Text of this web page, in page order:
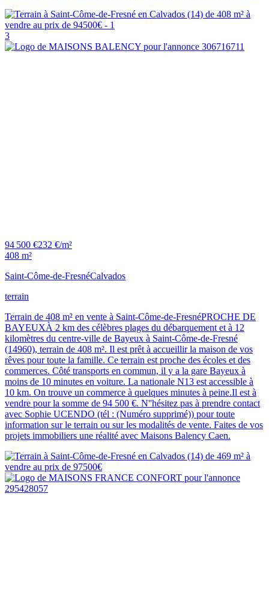
3
94 500 €232 €/m²
408 m²
Saint-Côme-de-FresnéCalvados
terrain
Terrain de 408 m² en vente à Saint-Côme-de-FresnéPROCHE DE
BAYEUXÀ 2 km des célèbres plages du débarquement et à 12
kilomètres du centre-ville de Bayeux à Saint-Côme-de-Fresné
(14960), terrain de 408 m². Il est prêt à accueillir la maison de vos
rêves pour toute la famille. Ce terrain est proche des écoles et des
commerces. Côté transports en commun, il y a la gare Bayeux à
moins de 10 minutes en voiture. La nationale N13 est accessible à
10 km. On trouve un commerce à quelques minutes à peine.Il est à
vendre pour la somme de 94 500 €. N''hésitez pas à prendre contact
avec Sophie UCENDO (tél : (Numéro supprimé)) pour toute
information sur le terrain ou sur les modalités de vente. Faites de vos
projets immobiliers une réalité avec Maisons Balency Caen.